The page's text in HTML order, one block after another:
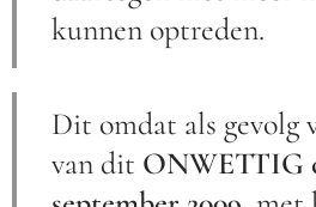
kunnen optreden.
Dit omdat als gevolg
van dit ONWETTIG